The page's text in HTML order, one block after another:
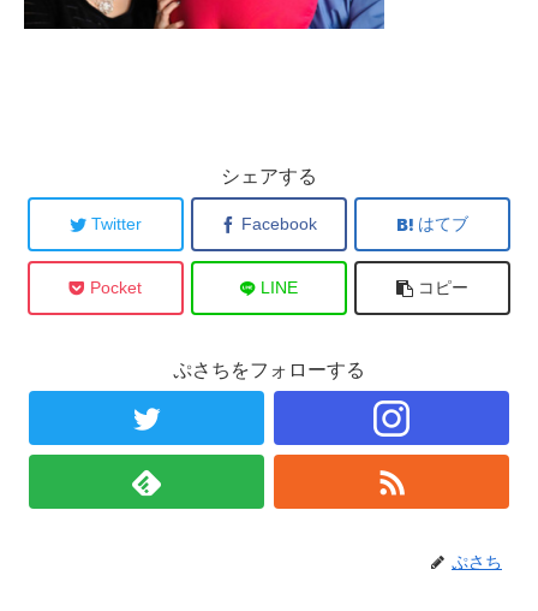
シェアする
Twitter Facebook はてブ
Pocket LINE コピー
ぷさちをフォローする
ぷさち